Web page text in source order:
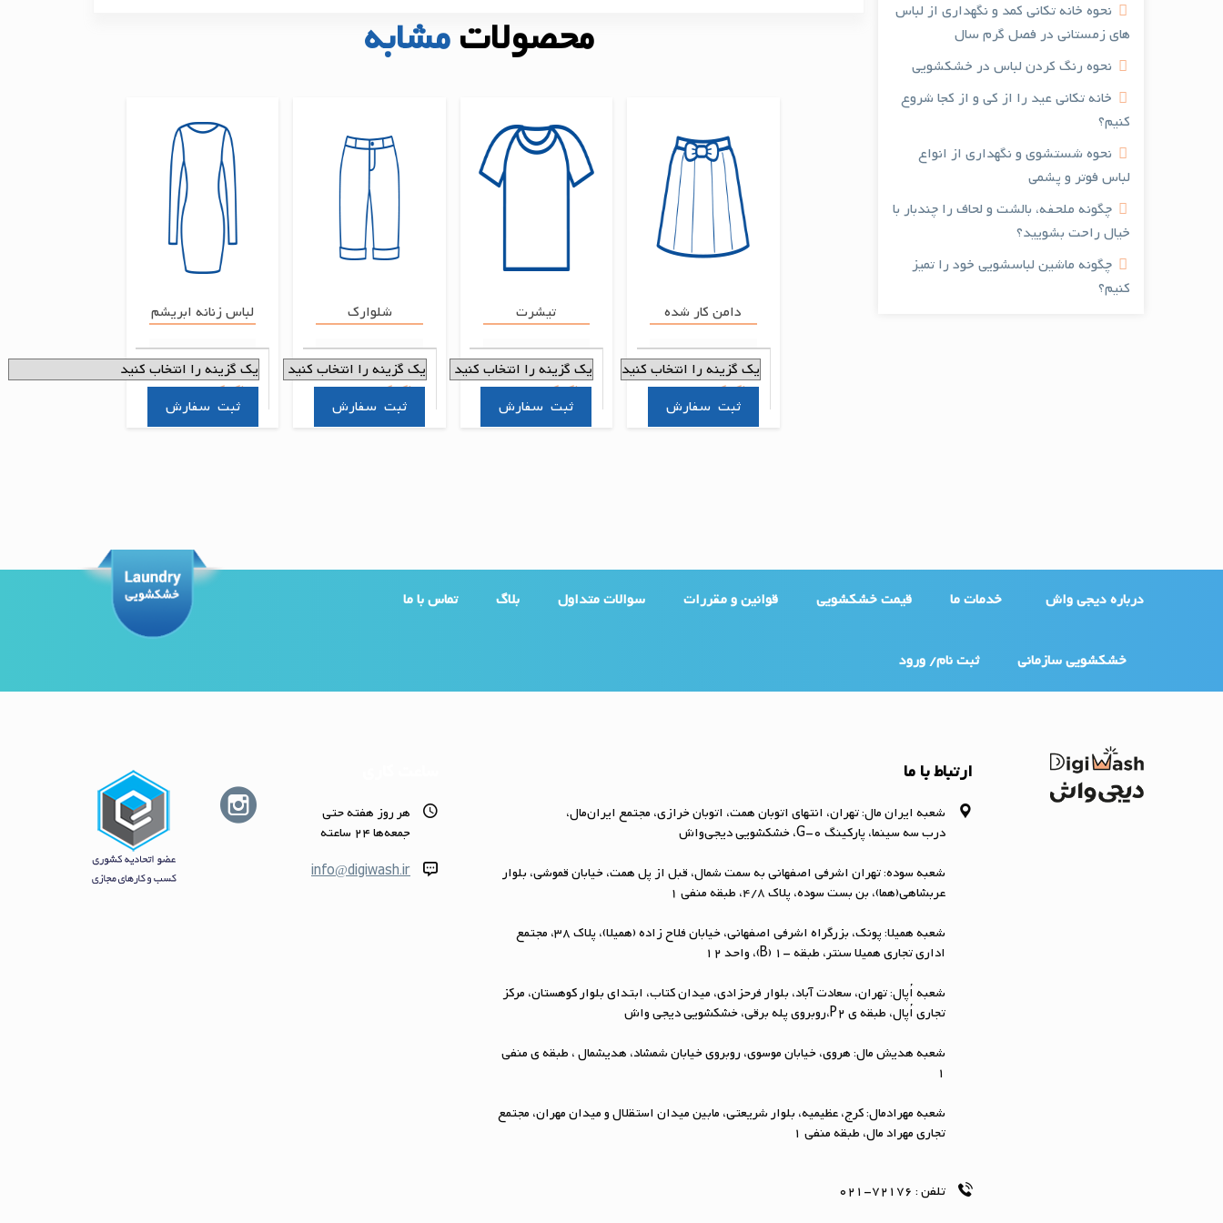
نحوه خانه تکانی کمد و نگهداری از لباس
های زمستانی در فصل گرم سال
نحوه رنگ کردن لباس در خشکشویی
خانه تکانی عید را از کی و از کجا شروع
کنیم؟
نحوه شستشوی و نگهداری از انواع
لباس فوتر و پشمی
چگونه ملحفه، بالشت و لحاف را چندبار با
خیال راحت بشویید؟
چگونه ماشین لباسشویی خود را تمیز
کنیم؟
محصولاتمشابه
لباس زنانه ابریشم
پاک کردن
سفارش
شلوارک
پاک کردن
سفارش
تیشرت
پاک کردن
سفارش
دامن کار شده
پاک کردن
سفارش
درباره دیجی واش خدمات ما قیمت خشکشویی قوانین و مقررات سوالات متداول بلاگ تماس با ما
خشکشویی سازمانی ثبت نام/ ورود
ارتباط با ما
شعبه ایران مال: تهران، انتهای اتوبان همت، اتوبان خرازی، مجتمع ایران‌مال،
درب سه سینما، پارکینگ G-0، خشکشویی دیجی‌واش
شعبه سوده: تهران اشرفی اصفهانی به سمت شمال، قبل از پل همت، خیابان قموشی، بلوار
عربشاهی(هما)، بن بست سوده، پلاک ۴/۸، طبقه منفی ۱
شعبه همیلا: پونک، بزرگراه اشرفی اصفهانی، خیابان فلاح زاده (همیلا)، پلاک 38، مجتمع
اداری تجاری همیلا سنتر، طبقه -1 (B)، واحد 12
شعبه اُپال: تهران، سعادت آباد، بلوار فرحزادی، میدان کتاب، ابتداي بلوار کوهستان، مرکز
تجاری اُپال، طبقه ی P2،روبروی پله برقی، خشکشویی دیجی واش
شعبه هدیش مال: هروی، خیابان موسوی، روبروی خیابان شمشاد، هدیشمال ، طبقه ی منفی
1
شعبه مهرادمال: کرج، عظیمیه، بلوار شریعتی، مابین میدان استقلال و میدان مهران، مجتمع
تجاری مهراد مال، طبقه منفی 1
تلفن : 72176-021
هر روز هفته حتى
جمعه‌ها 24 ساعته
info@digiwash.ir